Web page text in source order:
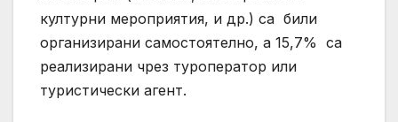
културни мероприятия, и др.) са били
организирани самостоятелно, а 15,7% са
реализирани чрез туроператор или
туристически агент.